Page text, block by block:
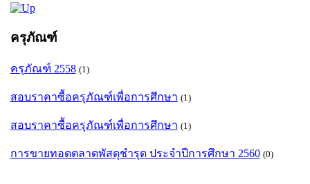
ครุภัณฑ์
ครุภัณฑ์ 2558 (1)
สอบราคาซื้อครุภัณฑ์เพื่อการศึกษา (1)
สอบราคาซื้อครุภัณฑ์เพื่อการศึกษา (1)
การขายทอดตลาดพัสดุชำรุด ประจำปีการศึกษา 2560 (0)